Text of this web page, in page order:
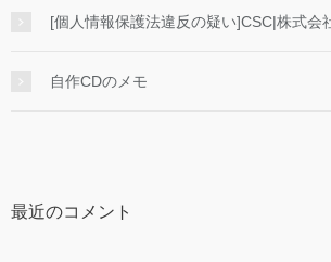
[個人情報保護法違反の疑い]CSC|株式
自作CDのメモ
最近のコメント